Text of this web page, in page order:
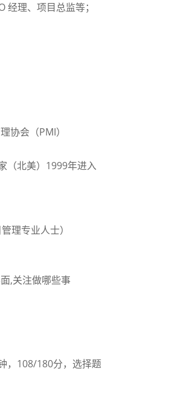
理、项目总监等；
协会 （PMI）
（北美） 1999年进入
管理专业人士）
,关注做哪些事
，108/180分，选择题